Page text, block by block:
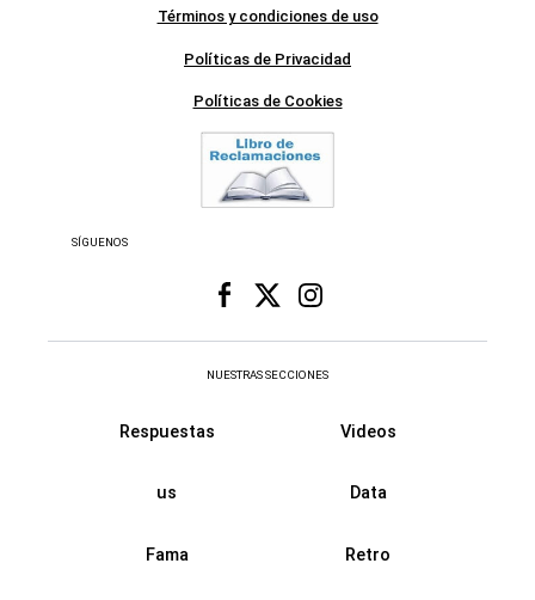
Términos y condiciones de uso
Políticas de Privacidad
Políticas de Cookies
SÍGUENOS
NUESTRAS SECCIONES
Respuestas Videos
us Data
Fama Retro